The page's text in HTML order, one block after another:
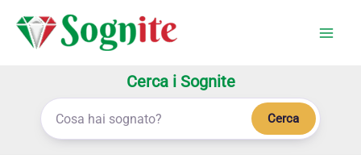
Cerca i Sognite
Cerca